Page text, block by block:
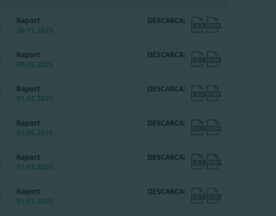
Raport
30.11.2025
DESCARCA:
Raport
30.09.2025
DESCARCA:
Raport
31.07.2025
DESCARCA:
Raport
31.05.2025
DESCARCA:
Raport
31.03.2025
DESCARCA:
Raport
31.01.2025
DESCARCA: